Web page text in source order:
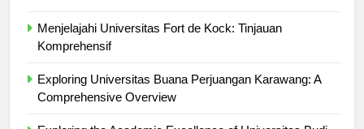
Menjelajahi Universitas Fort de Kock: Tinjauan
Exploring Universitas Buana Perjuangan Karawang: A